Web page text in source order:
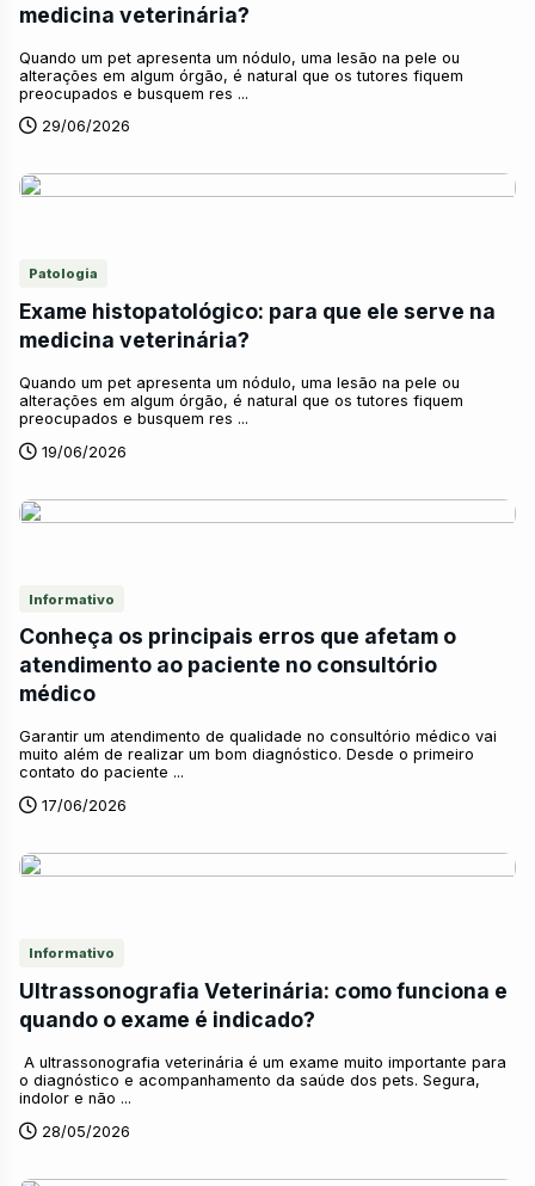
medicina veterinária?
Quando um pet apresenta um nódulo, uma lesão na pele ou
alterações em algum órgão, é natural que os tutores fiquem
preocupados e busquem res ...
29/06/2026
Patologia
Exame histopatológico: para que ele serve na
medicina veterinária?
Quando um pet apresenta um nódulo, uma lesão na pele ou
alterações em algum órgão, é natural que os tutores fiquem
preocupados e busquem res ...
19/06/2026
Informativo
Conheça os principais erros que afetam o
atendimento ao paciente no consultório
médico
Garantir um atendimento de qualidade no consultório médico vai
muito além de realizar um bom diagnóstico. Desde o primeiro
contato do paciente ...
17/06/2026
Informativo
Ultrassonografia Veterinária: como funciona e
quando o exame é indicado?
A ultrassonografia veterinária é um exame muito importante para
o diagnóstico e acompanhamento da saúde dos pets. Segura,
indolor e não ...
28/05/2026